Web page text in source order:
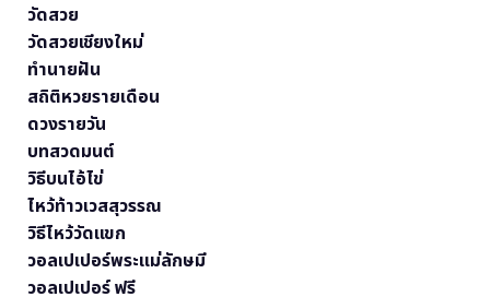
วัดสวย
วัดสวยเชียงใหม่
ทำนายฝัน
สถิติหวยรายเดือน
ดวงรายวัน
บทสวดมนต์
วิธีบนไอ้ไข่
ไหว้ท้าวเวสสุวรรณ
วิธีไหว้วัดแขก
วอลเปเปอร์พระแม่ลักษมี
วอลเปเปอร์ ฟรี